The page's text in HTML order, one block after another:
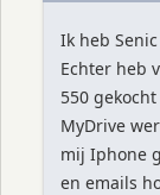
Ik heb
Echter heb
550
MyDrive
mij Iphone
en emails